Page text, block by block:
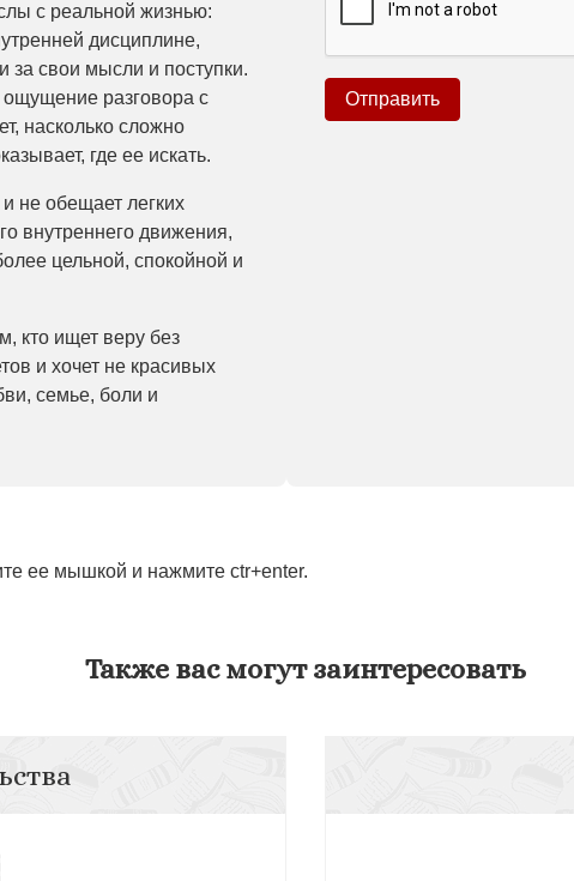
с реальной жизнью:
дисциплине,
за свои мысли и поступки.
ощущение разговора с
насколько сложно
где ее искать.
не обещает легких
внутреннего движения,
цельной, спокойной и
кто ищет веру без
и хочет не красивых
семье, боли и
ее мышкой и нажмите ctr+enter.
Также вас могут заинтересовать